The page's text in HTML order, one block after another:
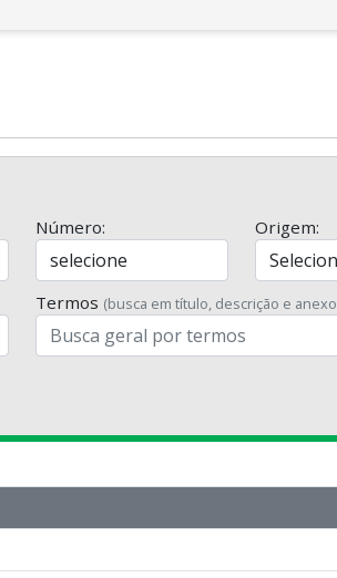
Número: Origem:
Termos (busca em título, descrição e